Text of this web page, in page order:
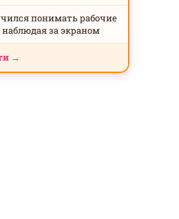
понимать рабочие
за экраном
→